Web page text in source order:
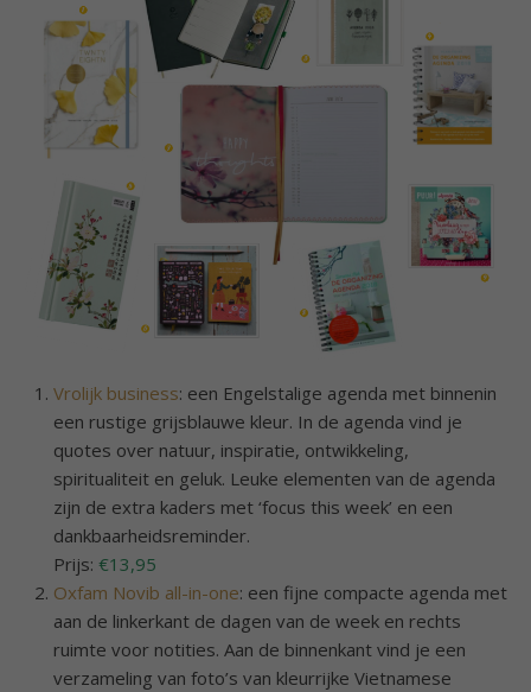
Vrolijk business: een Engelstalige agenda met binnenin
een rustige grijsblauwe kleur. In de agenda vind je
quotes over natuur, inspiratie, ontwikkeling,
spiritualiteit en geluk. Leuke elementen van de agenda
zijn de extra kaders met ‘focus this week’ en een
dankbaarheidsreminder.
Prijs: €13,95
Oxfam Novib all-in-one: een fijne compacte agenda met
aan de linkerkant de dagen van de week en rechts
ruimte voor notities. Aan de binnenkant vind je een
verzameling van foto’s van kleurrijke Vietnamese